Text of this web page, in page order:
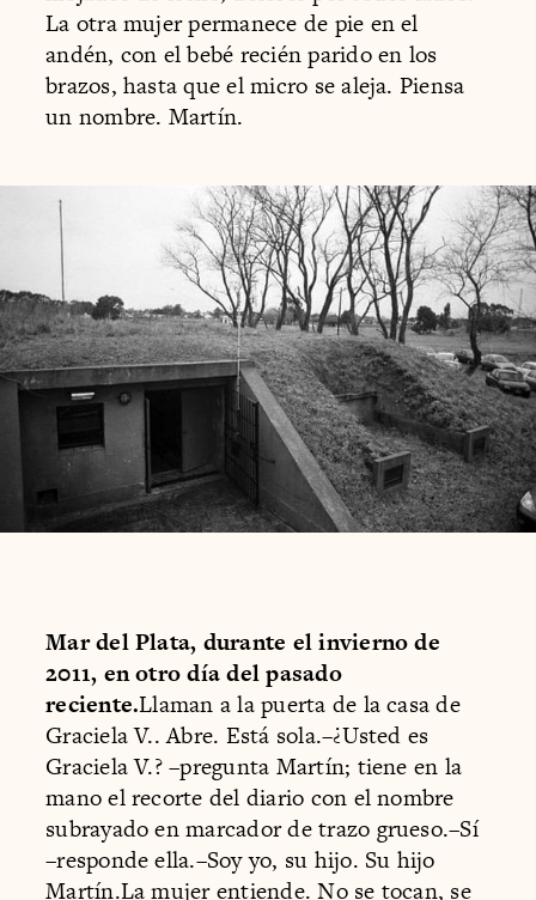
La otra mujer permanece de pie en el
andén, con el bebé recién parido en los
brazos, hasta que el micro se aleja. Piensa
un nombre. Martín.
Mar del Plata, durante el invierno de
2011, en otro día del pasado
reciente.Llaman a la puerta de la casa de
Graciela V.. Abre. Está sola.–¿Usted es
Graciela V.? –pregunta Martín; tiene en la
mano el recorte del diario con el nombre
subrayado en marcador de trazo grueso.–Sí
–responde ella.–Soy yo, su hijo. Su hijo
Martín.La mujer entiende. No se tocan, se